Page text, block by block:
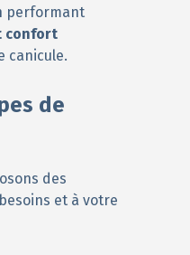
performant
confort
canicule.
de
des
et à votre